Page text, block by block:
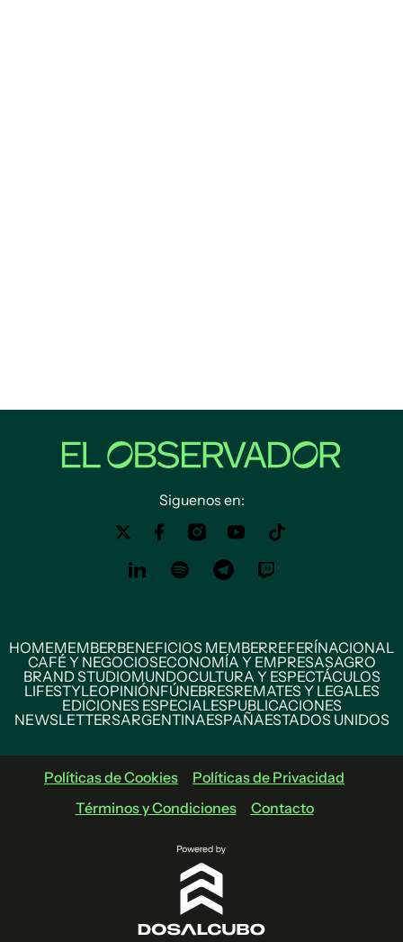
Siguenos en:
HOMEMEMBERBENEFICIOS MEMBERREFERÍNACIONAL
CAFÉ Y NEGOCIOSECONOMÍA Y EMPRESASAGRO
BRAND STUDIOMUNDOCULTURA Y ESPECTÁCULOS
LIFESTYLEOPINIÓNFÚNEBRESREMATES Y LEGALES
EDICIONES ESPECIALESPUBLICACIONES
NEWSLETTERSARGENTINAESPAÑAESTADOS UNIDOS
Políticas de Cookies
Políticas de Privacidad
Términos y Condiciones
Contacto